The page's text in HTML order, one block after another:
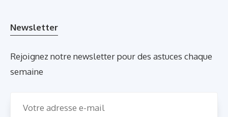
Newsletter
Rejoignez notre newsletter pour des astuces chaque
semaine